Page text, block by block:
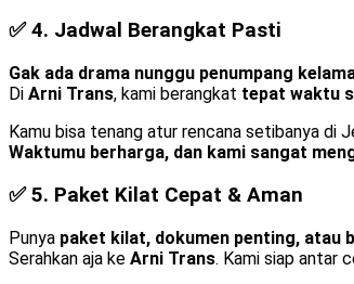
✅ 4. Jadwal Berangkat Pasti
Gak ada drama nunggu penumpang
Di Arni Trans, kami berangkat tepat waktu
Kamu bisa tenang atur rencana setibanya di
Waktumu berharga, dan kami sangat
✅ 5. Paket Kilat Cepat & Aman
Punya paket kilat, dokumen penting, atau
Serahkan aja ke Arni Trans. Kami siap antar